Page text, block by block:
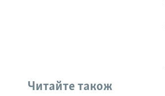
Читайте також